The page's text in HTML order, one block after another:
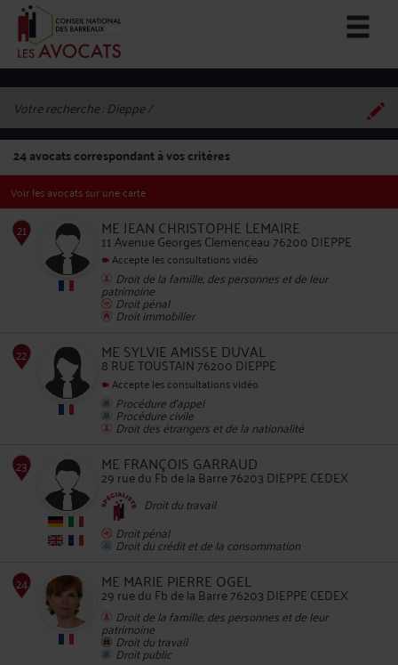
Votre recherche :Dieppe
24avocats correspondant à vos critères
Voir les avocats sur une carte
ME JEAN CHRISTOPHE LEMAIRE
11 Avenue Georges Clemenceau 76200 DIEPPE
Accepte les consultations vidéo
Droit de la famille, des personnes et de leur
patrimoine
Droit pénal
Droit immobilier
ME SYLVIE AMISSE DUVAL
8 RUE TOUSTAIN 76200 DIEPPE
Accepte les consultations vidéo
Procédure d'appel
Procédure civile
Droit des étrangers et de la nationalité
23
ME FRANÇOIS GARRAUD
29 rue du Fb de la Barre 76203 DIEPPE CEDEX
Droit du travail
Droit pénal
Droit du crédit et de la consommation
ME MARIE PIERRE OGEL
29 rue du Fb de la Barre 76203 DIEPPE CEDEX
Droit de la famille, des personnes et de leur
patrimoine
Droit du travail
Droit public